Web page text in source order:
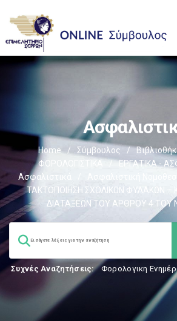
Home / Σύμβουλος /
ΦΟΡΟΛΟΓΙΣΤΙΚΑ
/ ΕΡΓΑΤΙΚΑ -
Ασφαλιστικά
Ασφαλιστική
ΤΑΚΤΟΠΟΙΗΣΗ ΣΧΟΛΙΚΩΝ ΦΥΛΑΚΩΝ –
ΔΙΑΤΑΞΕΩΝ ΤΟΥ ΑΡΘΡΟΥ 4 ΤΟΥ
Συχνές Αναζητήσεις: Φορολογικη